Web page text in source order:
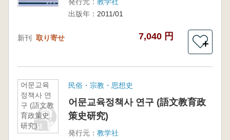
出版年： 2011/01
新刊 取り寄せ 7,040 円
＋
어문교육
정책사 연
구 (語文教
育政策史
研究)
民俗・宗教・思想史
어문교육정책사 연구 (語文教育政
策史研究)
発行元： 教学社